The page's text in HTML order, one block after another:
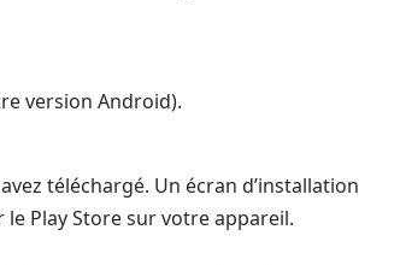
version Android).
téléchargé. Un écran d’installation
Play Store sur votre appareil.